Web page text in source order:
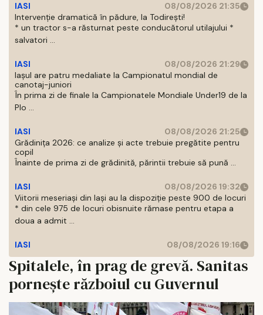
IASI
08/08/2026 21:35
Intervenție dramatică în pădure, la Todirești!
* un tractor s-a răsturnat peste conducătorul utilajului *
salvatori ...
IASI
08/08/2026 21:29
Iaşul are patru medaliate la Campionatul mondial de
canotaj-juniori
În prima zi de finale la Campionatele Mondiale Under19 de la
Plo ...
IASI
08/08/2026 21:25
Grădinița 2026: ce analize și acte trebuie pregătite pentru
copil
Înainte de prima zi de grădinită, părintii trebuie să pună ...
IASI
08/08/2026 19:32
Viitorii meseriași din Iași au la dispoziție peste 900 de locuri
* din cele 975 de locuri obisnuite rămase pentru etapa a
doua a admit ...
IASI 08/08/2026 19:16
Spitalele, în prag de grevă. Sanitas
pornește războiul cu Guvernul